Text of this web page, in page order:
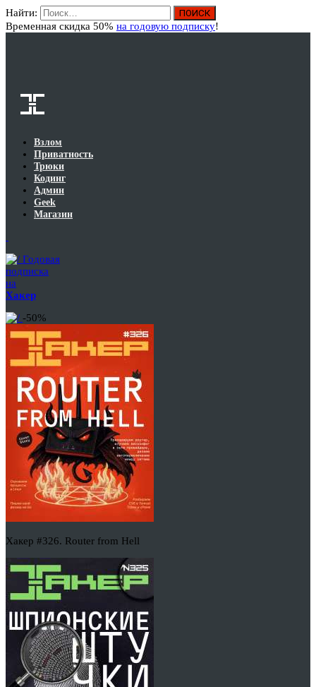
Найти:
Временная скидка 50% на годовую подписку!
Взлом
Приватность
Трюки
Кодинг
Админ
Geek
Магазин
Годовая
подписка
на
Хакер
-50%
Хакер #326. Router from Hell